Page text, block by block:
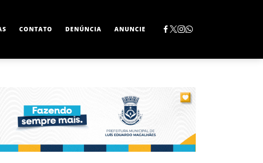
CONTATO DENÚNCIA ANUNCIE